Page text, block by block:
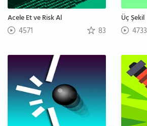
Acele Et ve Risk Al
4571 83
Üç Şekil
4733